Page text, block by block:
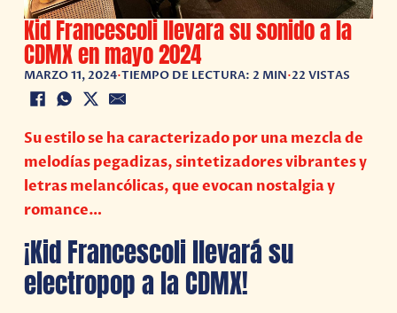
Kid Francescoli llevara su sonido a la
CDMX en mayo 2024
MARZO 11, 2024•TIEMPO DE LECTURA: 2 MIN•22 VISTAS
Su estilo se ha caracterizado por una mezcla de
melodías pegadizas, sintetizadores vibrantes y
letras melancólicas, que evocan nostalgia y
romance…
¡Kid Francescoli llevará su
electropop a la CDMX!